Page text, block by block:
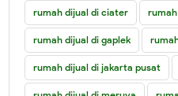
rumah dijual di ciater
rumah dijual di gaplek
rumah dijual di jakarta pusat